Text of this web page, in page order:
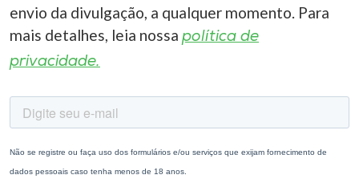
envio da divulgação, a qualquer momento. Para
mais detalhes, leia nossa política de
privacidade.